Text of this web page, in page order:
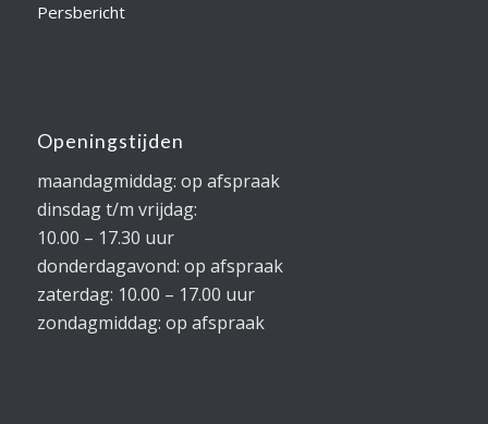
Persbericht
Openingstijden
maandagmiddag: op afspraak
dinsdag t/m vrijdag:
10.00 – 17.30 uur
donderdagavond: op afspraak
zaterdag: 10.00 – 17.00 uur
zondagmiddag: op afspraak